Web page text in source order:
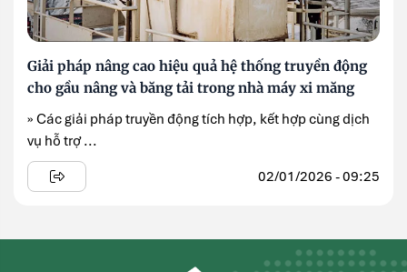
Giải pháp nâng cao hiệu quả hệ thống truyền động
cho gầu nâng và băng tải trong nhà máy xi măng
» Các giải pháp truyền động tích hợp, kết hợp cùng dịch
vụ hỗ trợ ...
02/01/2026 - 09:25